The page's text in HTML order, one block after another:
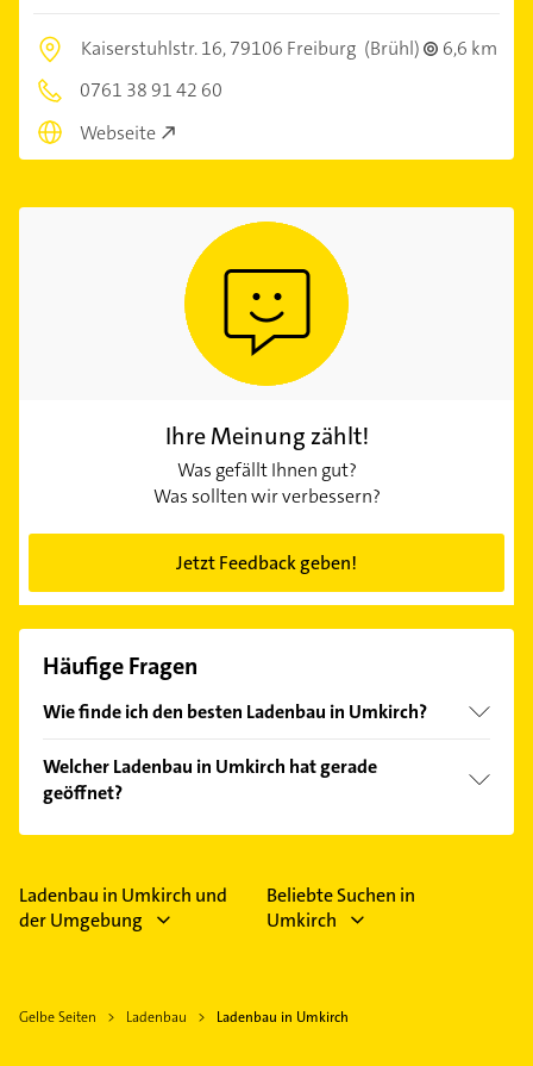
Kaiserstuhlstr. 16,79106 Freiburg (Brühl)
6,6 km
0761 38 91 42 60
Webseite
Ihre Meinung zählt!
Was gefällt Ihnen gut?
Was sollten wir verbessern?
Jetzt Feedback geben!
Häufige Fragen
Wie finde ich den besten Ladenbau in Umkirch?
Kundenmeinungen und profitieren Sie von den
Empfehlungen. Die Suchergebnisse können Sie sich
einfach nachBewertungensortiert anzeigen lassen.
Welcher Ladenbau in Umkirch hat gerade
geöffnet?
Im Anbieter-Bereich finden Sie alleÖffnungszeiten.
Feiertagen abweichen können.
Ladenbau in Umkirch und
der Umgebung
Beliebte Suchen in
Umkirch
Gelbe Seiten Ladenbau Ladenbau in Umkirch